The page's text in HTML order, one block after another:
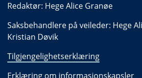
Redaktør: Hege Alice Granøe
Saksbehandlere på veileder: Hege
Kristian Døvik
Tilgjengelighetserklæring
Erklæring om informasjonskapsler